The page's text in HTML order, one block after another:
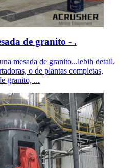
de granito - .
mesada de granito...lebih detail.
o de plantas completas,
granito, ...